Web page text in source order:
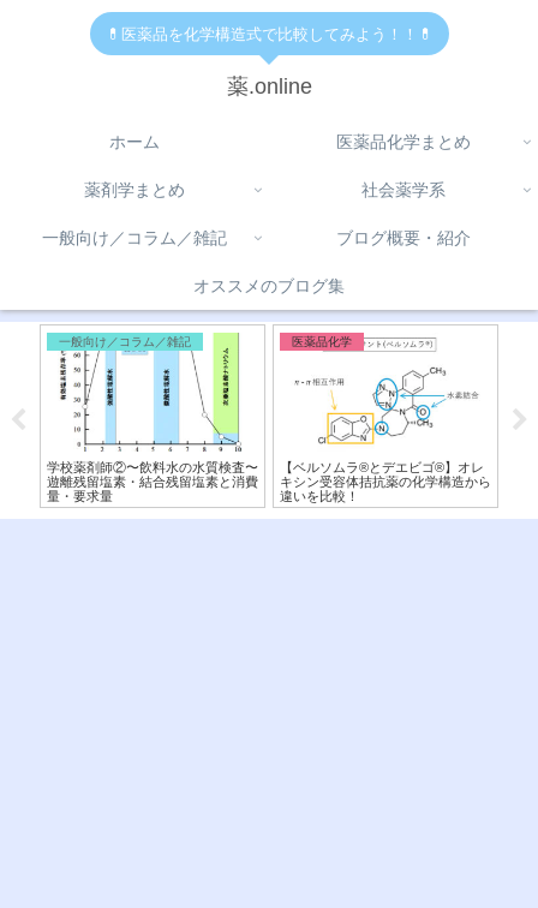
💊医薬品を化学構造式で比較してみよう！！💊
薬.online
ホーム 医薬品化学まとめ
薬剤学まとめ 社会薬学系
一般向け／コラム／雑記 ブログ概要・紹介
オススメのブログ集
一般向け／コラム／雑記
学校薬剤師②〜飲料水の水質検査〜
遊離残留塩素・結合残留塩素と消費
量・要求量
医薬品化学
【ベルソムラ®︎とデエビゴ®︎】オレ
キシン受容体拮抗薬の化学構造から
違いを比較！